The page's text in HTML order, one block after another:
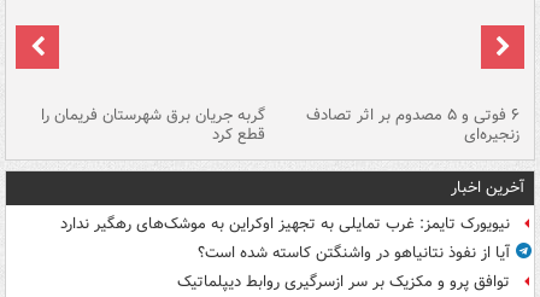
۶ فوتی و ۵ مصدوم بر اثر تصادف
زنجیره‌ای
گربه جریان برق شهرستان فریمان را
قطع کرد
آخرین اخبار
نیویورک تایمز: غرب تمایلی به تجهیز اوکراین به موشک‌های رهگیر ندارد
آیا از نفوذ نتانیاهو در واشنگتن کاسته شده است؟
توافق پرو و مکزیک بر سر ازسرگیری روابط دیپلماتیک